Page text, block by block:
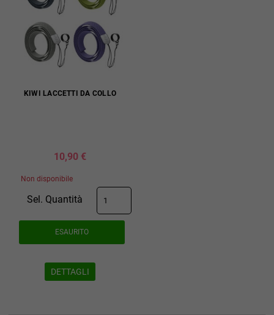
KIWI LACCETTI DA COLLO
10,90 €
Non disponibile
Sel. Quantità
ESAURITO
DETTAGLI